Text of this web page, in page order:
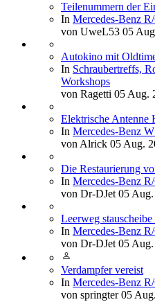
Teilenummern der
In Mercedes-Benz
von UweL53 05
Autokino mit
In Schraubertreffs,
Workshops
von Ragetti 05 Aug.
Elektrische Antenne
In Mercedes-Benz
vonAlrick 05 Aug.
Die Restaurierung
In Mercedes-Benz
von Dr-DJet 05
Leerweg
In Mercedes-Benz
von Dr-DJet 05
Verdampfer vereist
In Mercedes-Benz
von springter 05